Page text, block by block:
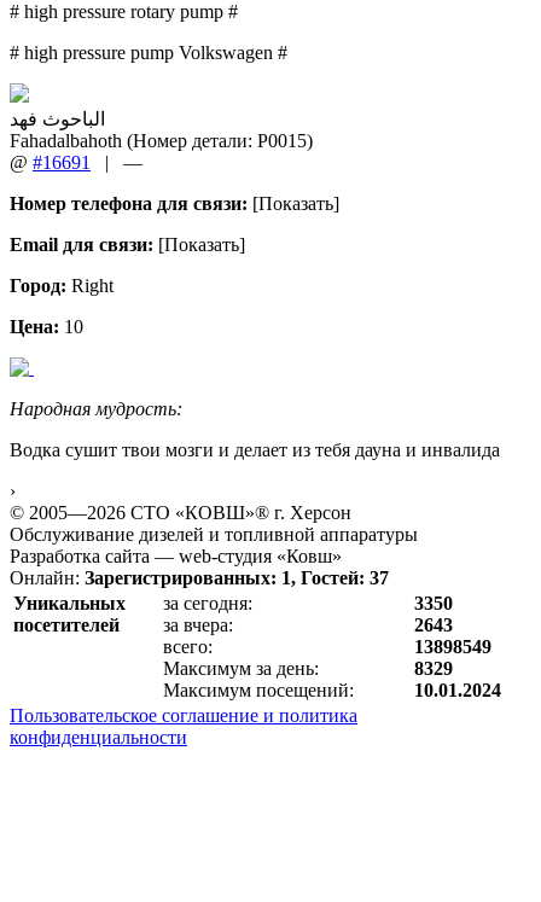
# high pressure rotary pump #
# high pressure pump Volkswagen #
الباحوث فهد
Fahadalbahoth (Номер детали: P0015)
@ #16691 | —
Номер телефона для связи: [Показать]
Email для связи: [Показать]
Город: Right
Цена: 10
Народная мудрость:
Водка сушит твои мозги и делает из тебя дауна и инвалида
›
© 2005—2026 СТО «КОВШ»® г. Херсон
Обслуживание дизелей и топливной аппаратуры
Разработка сайта — web-студия «Ковш»
Онлайн: Зарегистрированных: 1, Гостей: 37
Уникальных
посетителей
за сегодня:
за вчера:
всего:
Максимум за день:
Максимум посещений:
3350
2643
13898549
8329
10.01.2024
Пользовательское соглашение и политика
конфиденциальности